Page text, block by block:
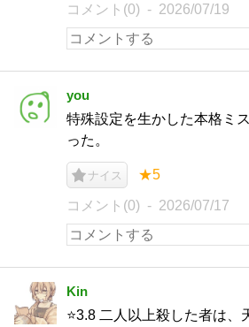
コメント(0) 2026/07/19
you
特殊設定を生かした本格ミ
った。
ナイス ★5
コメント(0) 2026/07/17
Kin
⭐️3.8 二人以上殺した者は、